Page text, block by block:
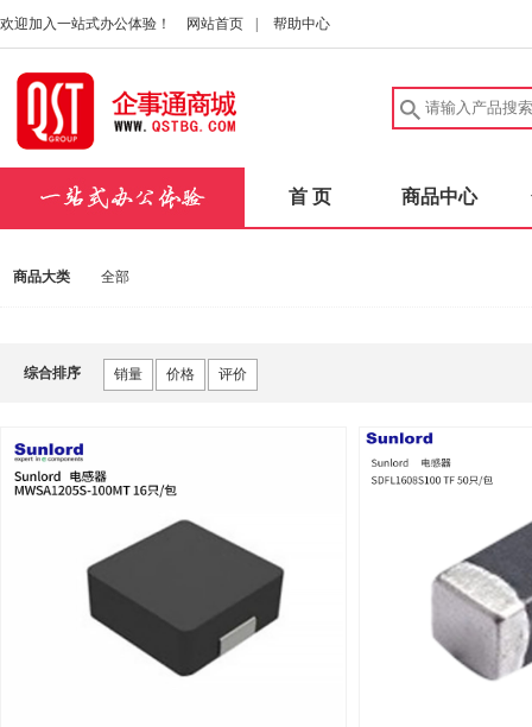
欢迎加入一站式办公体验！ 网站首页 帮助中心
首 页 商品中心
商品大类 全部
综合排序 销量 价格 评价